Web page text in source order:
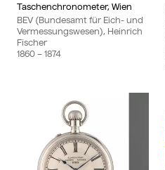
Taschenchronometer, Wien
BEV (Bundesamt für Eich- und
Vermessungswesen), Heinrich
Fischer
1860 – 1874